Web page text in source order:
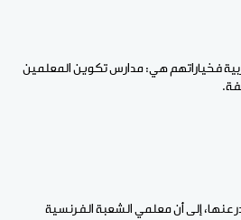
فخياراتهم هي: مدارس تكوين المعلمين
عنها، إلى أن معلمي الشعبة الفرنسية